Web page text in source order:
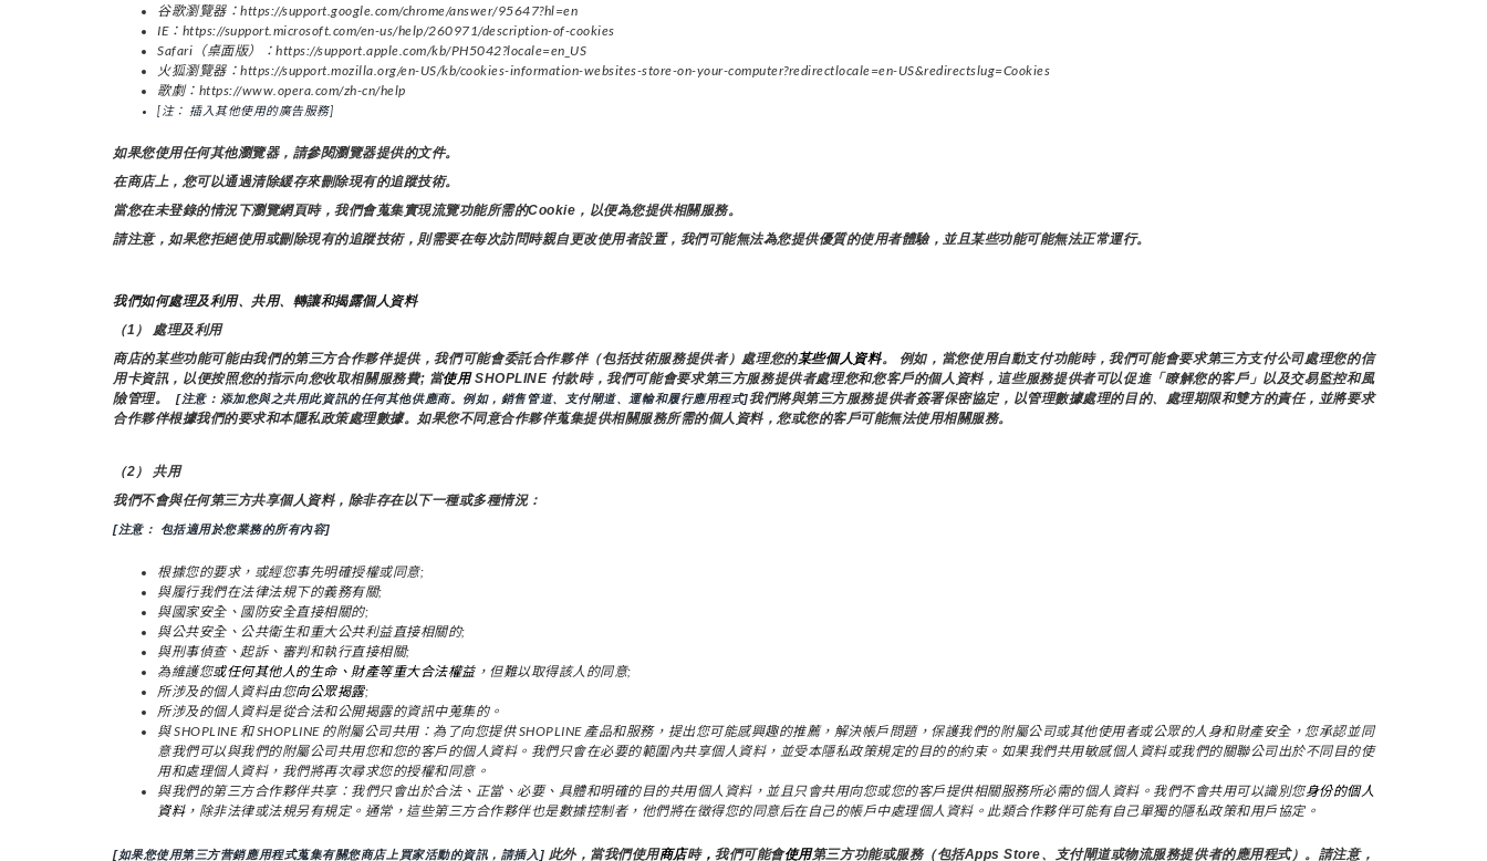
谷歌瀏覽器：https://support.google.com/chrome/answer/95647?hl=en
IE：https://support.microsoft.com/en-us/help/260971/description-of-cookies
Safari（桌面版）：https://support.apple.com/kb/PH5042?locale=en_US
火狐瀏覽器：https://support.mozilla.org/en-US/kb/cookies-information-websites-store-on-your-computer?redirectlocale=en-US&redirectslug=Cookies
歌劇：https://www.opera.com/zh-cn/help
[注： 插入其他使用的廣告服務]
如果您使用任何其他瀏覽器，請參閱瀏覽器提供的文件。
在商店上，您可以通過清除緩存來刪除現有的追蹤技術。
當您在未登錄的情況下瀏覽網頁時，我們會蒐集實現流覽功能所需的Cookie，以便為您提供相關服務。
請注意，如果您拒絕使用或刪除現有的追蹤技術，則需要在每次訪問時親自更改使用者設置，我們可能無法為您提供優質的使用者體驗，並且某些功能可能無法正常運行。
我們如何處理及利用、共用、轉讓和揭露個人資料
（1） 處理及利用
商店的某些功能可能由我們的第三方合作夥伴提供，我們可能會委託合作夥伴（包括技術服務提供者）處理您的某些個人資料。 例如，當您使用自動支付功能時，我們可能會要求第三方支付公司處理您的信
用卡資訊，以便按照您的指示向您收取相關服務費; 當使用 SHOPLINE 付款時，我們可能會要求第三方服務提供者處理您和您客戶的個人資料，這些服務提供者可以促進「瞭解您的客戶」以及交易監控和風
險管理。
[注意：添加您與之共用此資訊的任何其他供應商。例如，銷售管道、支付閘道、運輸和履行應用程式]我們將與第三方服務提供者簽署保密協定，以管理數據處理的目的、處理期限和雙方的責任，並將要求
合作夥伴根據我們的要求和本隱私政策處理數據。如果您不同意合作夥伴蒐集提供相關服務所需的個人資料，您或您的客戶可能無法使用相關服務。
（2） 共用
我們不會與任何第三方共享個人資料，除非存在以下一種或多種情況：
[注意： 包括適用於您業務的所有內容]
根據您的要求，或經您事先明確授權或同意;
與履行我們在法律法規下的義務有關;
與國家安全、國防安全直接相關的;
與公共安全、公共衛生和重大公共利益直接相關的;
與刑事偵查、起訴、審判和執行直接相關;
為維護您或任何其他人的生命、財產等重大合法權益，但難以取得該人的同意;
所涉及的個人資料由您向公眾揭露;
所涉及的個人資料是從合法和公開揭露的資訊中蒐集的。
與 SHOPLINE 和 SHOPLINE 的附屬公司共用：為了向您提供 SHOPLINE 產品和服務，提出您可能感興趣的推薦，解決帳戶問題，保護我們的附屬公司或其他使用者或公眾的人身和財產安全，您承認並同
意我們可以與我們的附屬公司共用您和您的客戶的個人資料。我們只會在必要的範圍內共享個人資料，並受本隱私政策規定的目的的約束。如果我們共用敏感個人資料或我們的關聯公司出於不同目的使
用和處理個人資料，我們將再次尋求您的授權和同意。
與我們的第三方合作夥伴共享：我們只會出於合法、正當、必要、具體和明確的目的共用個人資料，並且只會共用向您或您的客戶提供相關服務所必需的個人資料。我們不會共用可以識別您身份的個人
資料，除非法律或法規另有規定。通常，這些第三方合作夥伴也是數據控制者，他們將在徵得您的同意后在自己的帳戶中處理個人資料。此類合作夥伴可能有自己單獨的隱私政策和用戶協定。
[如果您使用第三方营銷應用程式蒐集有關您商店上買家活動的資訊，請插入] 此外，當我們使用商店時，我們可能會使用第三方功能或服務（包括Apps Store、支付閘道或物流服務提供者的應用程式）。請注意，